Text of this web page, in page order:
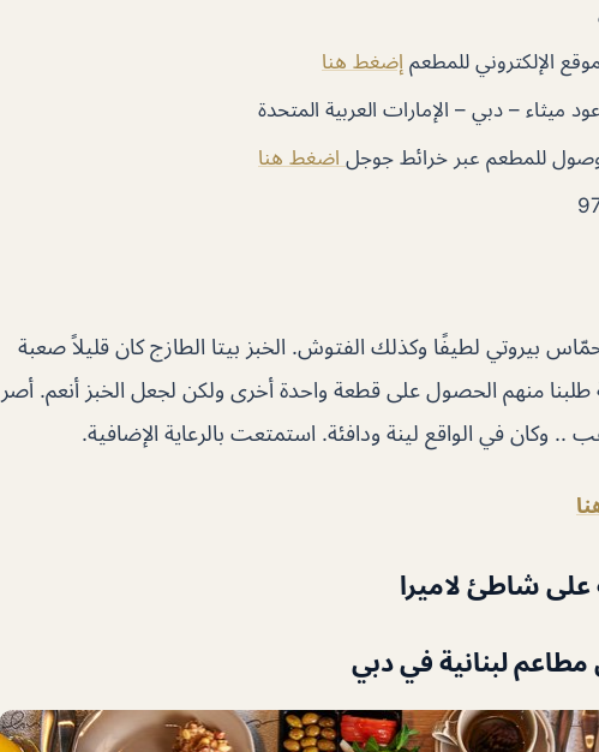
الإلكتروني للمطعم إضغط هنا
للمطعم عبر خرائط جوجل اضغط هنا
بيروتي لطيفًا وكذلك الفتوش. الخبز بيتا الطازج كان قليلاً صعبة
طلبنا منهم الحصول على قطعة واحدة أخرى ولكن لجعل الخبز أنعم. أصر
على شاطئ لاميرا